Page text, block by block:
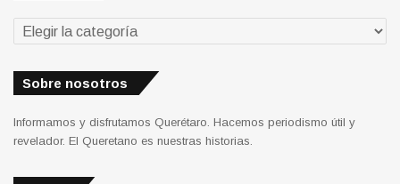
Secciones
Sobre nosotros
Informamos y disfrutamos Querétaro. Hacemos periodismo útil y
revelador. El Queretano es nuestras historias.